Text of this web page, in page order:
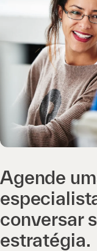
Agende
conversar
estratégia.